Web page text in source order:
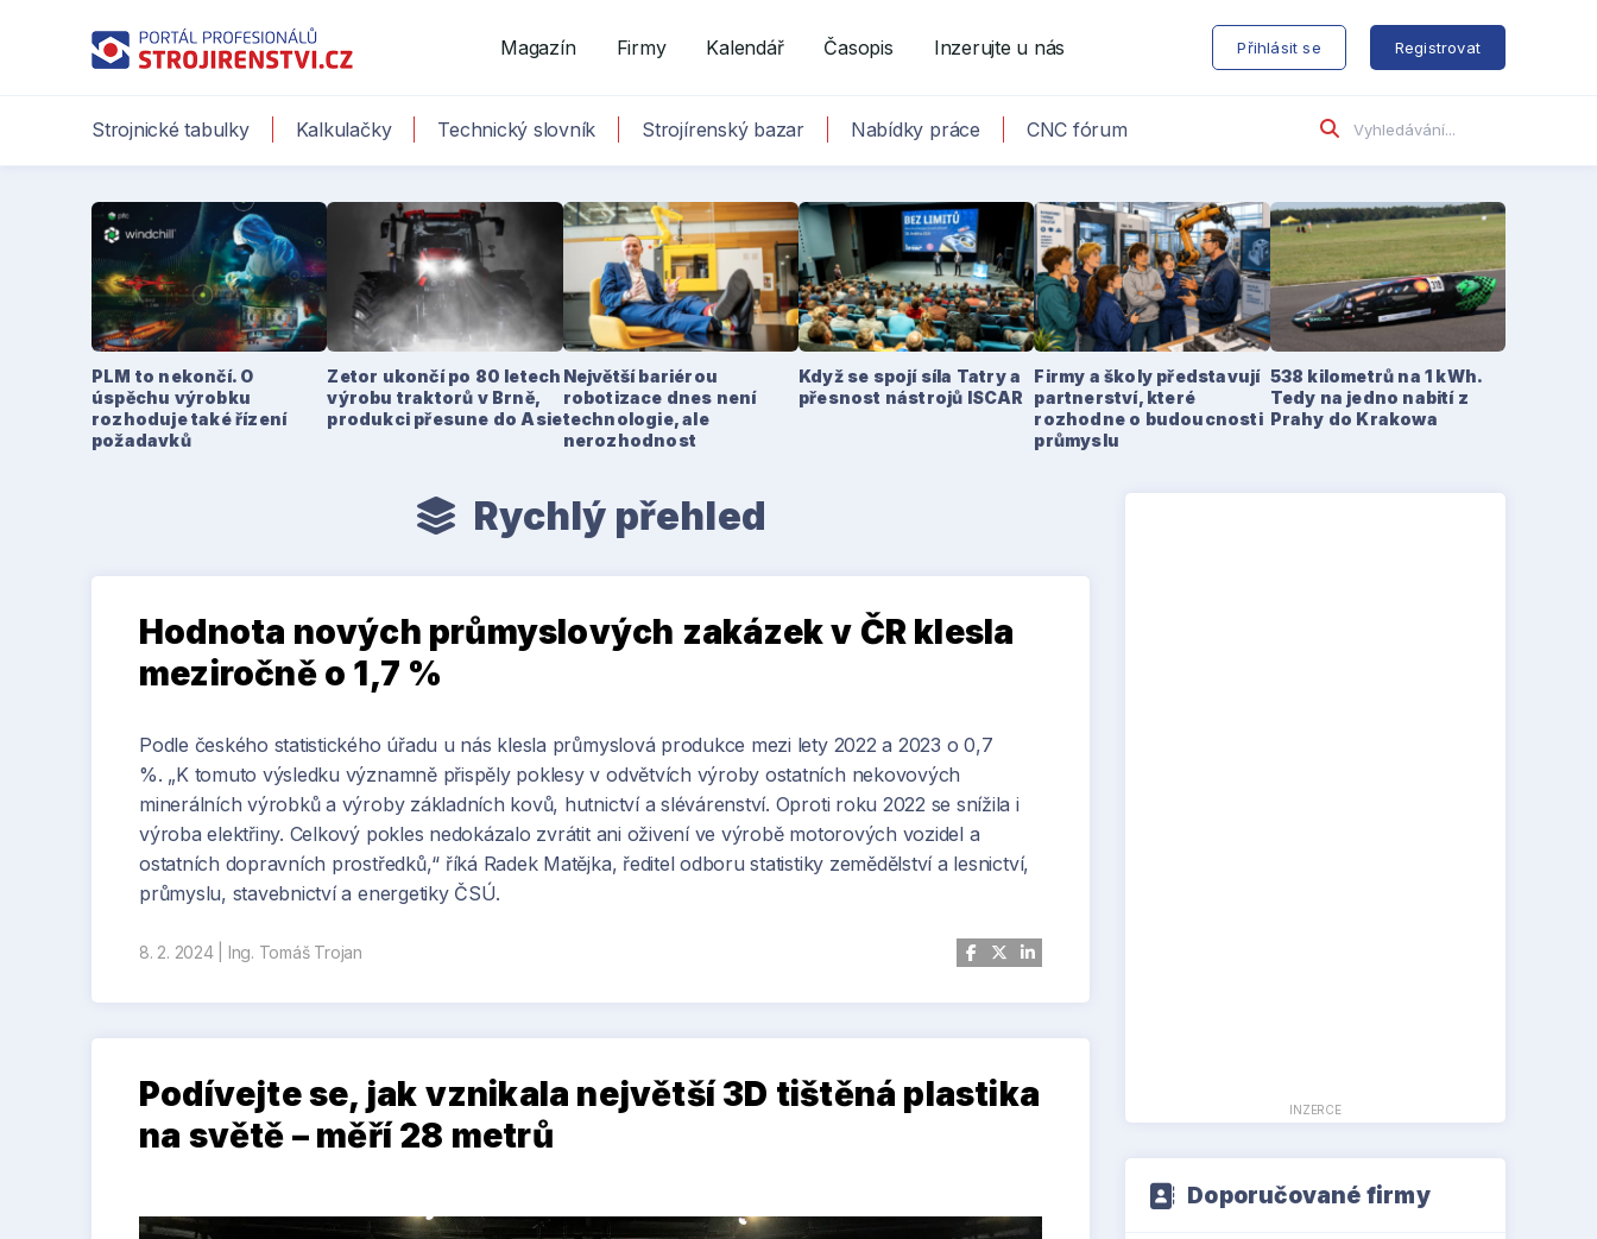
Magazín Firmy Kalendář Časopis Inzerujte u nás Přihlásit se Registrovat
Strojnické tabulky Kalkulačky Technický slovník Strojírenský bazar Nabídky práce CNC fórum
PLM to nekončí. O
úspěchu výrobku
rozhoduje také řízení
požadavků
Zetor ukončí po 80 letech
výrobu traktorů v Brně,
produkci přesune do Asie
Největší bariérou
robotizace dnes není
technologie, ale
nerozhodnost
Když se spojí síla Tatry a
přesnost nástrojů ISCAR
Firmy a školy představují
partnerství, které
rozhodne o budoucnosti
průmyslu
538 kilometrů na 1 kWh.
Tedy na jedno nabití z
Prahy do Krakowa
Rychlý přehled
Hodnota nových průmyslových zakázek v ČR klesla
meziročně o 1,7 %
Podle českého statistického úřadu u nás klesla průmyslová produkce mezi lety 2022 a 2023 o 0,7
%. „K tomuto výsledku významně přispěly poklesy v odvětvích výroby ostatních nekovových
minerálních výrobků a výroby základních kovů, hutnictví a slévárenství. Oproti roku 2022 se snížila i
výroba elektřiny. Celkový pokles nedokázalo zvrátit ani oživení ve výrobě motorových vozidel a
ostatních dopravních prostředků,“ říká Radek Matějka, ředitel odboru statistiky zemědělství a lesnictví,
průmyslu, stavebnictví a energetiky ČSÚ.
8. 2. 2024| Ing. Tomáš Trojan
Podívejte se, jak vznikala největší 3D tištěná plastika
na světě – měří 28 metrů
INZERCE
Doporučované firmy